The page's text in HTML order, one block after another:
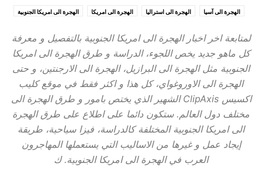
الهجرة الى آسيا الهجرة الى استراليا الهجرة الى امريكا الهجرة الى امريكا الجنوبية
لمتابعة اخر اخبار الهجرة الى امريكا الجنوبية بالتفصيل و معرفة
كل ماهو جديد يخص اللجوء، الدراسة و طرق الهجرة الى امريكا
الجنوبية مثل الهجرة الى البرازيل، الهجرة الى الارجنتين، و حتى
الهجرة الى الاوروغواي، كل هذا و اكثر فقط في موقع كليب
اكسيس ClipAxis الشهير الذي يختص بامور و طرق الهجرة الى
مختلف دول العالم. ستكون دائما على اطلاع على طرق الهجرة
الى امريكا الجنوبية المختلفة كالدراسة، فيزا سياحية، طريقة
إيجاد عمل و غيرها من الاساليب التي يستعملها المهاجرون
العرب في الهجرة الى امريكا الجنوبية. ك